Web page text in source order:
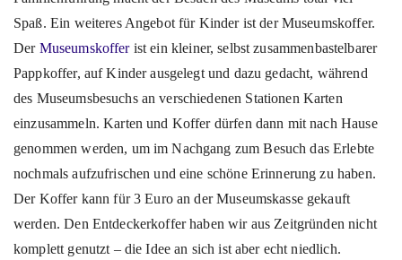
Spaß. Ein weiteres Angebot für Kinder ist der Museumskoffer.
Der Museumskofferist ein kleiner, selbst zusammenbastelbarer
Pappkoffer, auf Kinder ausgelegt und dazu gedacht, während
des Museumsbesuchs an verschiedenen Stationen Karten
einzusammeln. Karten und Koffer dürfen dann mit nach Hause
genommen werden, um im Nachgang zum Besuch das Erlebte
nochmals aufzufrischen und eine schöne Erinnerung zu haben.
Der Koffer kann für 3 Euro an der Museumskasse gekauft
werden. Den Entdeckerkoffer haben wir aus Zeitgründen nicht
komplett genutzt – die Idee an sich ist aber echt niedlich.